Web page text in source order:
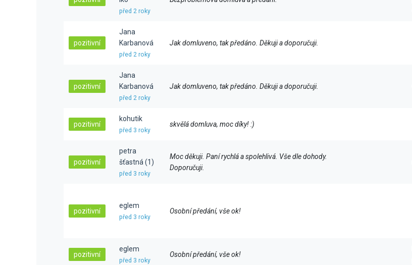
před 2 roky
pozitivní
Jana
Karbanová
před 2 roky
Jak domluveno, tak předáno. Děkuji a doporučuji.
pozitivní
Jana
Karbanová
před 2 roky
Jak domluveno, tak předáno. Děkuji a doporučuji.
pozitivní
kohutik
před 3 roky
skvělá domluva, moc díky! :)
pozitivní
petra
šťastná (1)
před 3 roky
Moc děkuji. Paní rychlá a spolehlivá. Vše dle dohody.
Doporučuji.
pozitivní
eglem
před 3 roky
Osobní předání, vše ok!
pozitivní
eglem
před 3 roky
Osobní předání, vše ok!